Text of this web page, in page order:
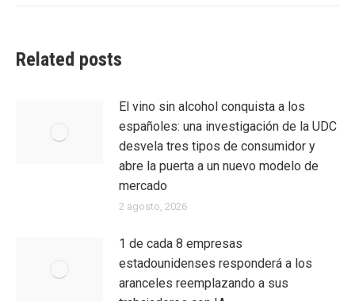
Related posts
El vino sin alcohol conquista a los
españoles: una investigación de la UDC
desvela tres tipos de consumidor y
abre la puerta a un nuevo modelo de
mercado
2 agosto, 2026
1 de cada 8 empresas
estadounidenses responderá a los
aranceles reemplazando a sus